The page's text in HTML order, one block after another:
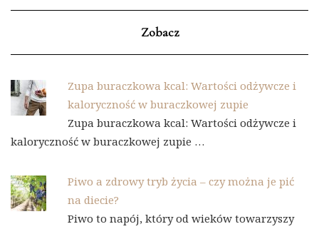
Zobacz
Zupa buraczkowa kcal: Wartości odżywcze i
kaloryczność w buraczkowej zupie
Zupa buraczkowa kcal: Wartości odżywcze i
kaloryczność w buraczkowej zupie …
Piwo a zdrowy tryb życia – czy można je pić
na diecie?
Piwo to napój, który od wieków towarzyszy